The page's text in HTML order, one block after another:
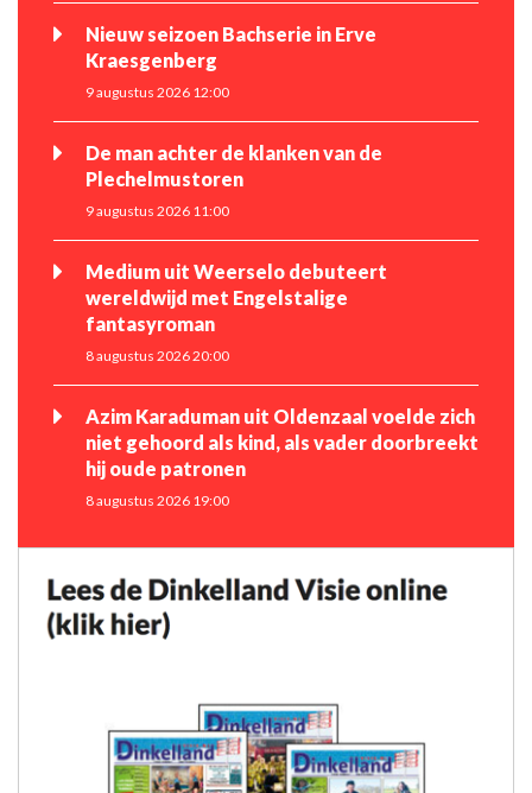
Nieuw seizoen Bachserie in Erve
Kraesgenberg
9 augustus 2026 12:00
De man achter de klanken van de
Plechelmustoren
9 augustus 2026 11:00
Medium uit Weerselo debuteert
wereldwijd met Engelstalige
fantasyroman
8 augustus 2026 20:00
Azim Karaduman uit Oldenzaal voelde zich
niet gehoord als kind, als vader doorbreekt
hij oude patronen
8 augustus 2026 19:00